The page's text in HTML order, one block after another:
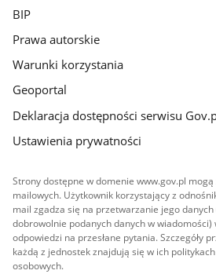
BIP
Prawa autorskie
Warunki korzystania
Geoportal
Deklaracja dostępności serwisu
Ustawienia prywatności
Strony dostępne w domenie www.gov.pl
mailowych. Użytkownik korzystający z
mail zgadza się na przetwarzanie jego
dobrowolnie podanych danych w wiadomości)
odpowiedzi na przesłane pytania. Szczegóły
każdą z jednostek znajdują się w ich
osobowych.